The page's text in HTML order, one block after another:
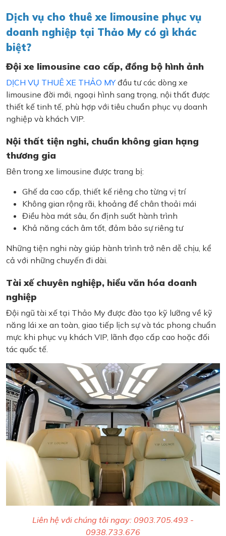
Dịch vụ cho thuê xe limousine phục vụ
doanh nghiệp tại Thảo My có gì khác
biệt?
Đội xe limousine cao cấp, đồng bộ hình ảnh
DỊCH VỤ THUÊ XE THẢO MYđầu tư các dòng xe
limousine đời mới, ngoại hình sang trọng, nội thất được
thiết kế tinh tế, phù hợp với tiêu chuẩn phục vụ doanh
nghiệp và khách VIP.
Nội thất tiện nghi, chuẩn không gian hạng
thương gia
Bên trong xe limousine được trang bị:
Ghế da cao cấp, thiết kế riêng cho từng vị trí
Không gian rộng rãi, khoảng để chân thoải mái
Điều hòa mát sâu, ổn định suốt hành trình
Khả năng cách âm tốt, đảm bảo sự riêng tư
Những tiện nghi này giúp hành trình trở nên dễ chịu, kể
cả với những chuyến đi dài.
Tài xế chuyên nghiệp, hiểu văn hóa doanh
nghiệp
Đội ngũ tài xế tại Thảo My được đào tạo kỹ lưỡng về kỹ
năng lái xe an toàn, giao tiếp lịch sự và tác phong chuẩn
mực khi phục vụ khách VIP, lãnh đạo cấp cao hoặc đối
tác quốc tế.
Liên hệ với chúng tôi ngay: 0903.705.493 -
0938.733.676